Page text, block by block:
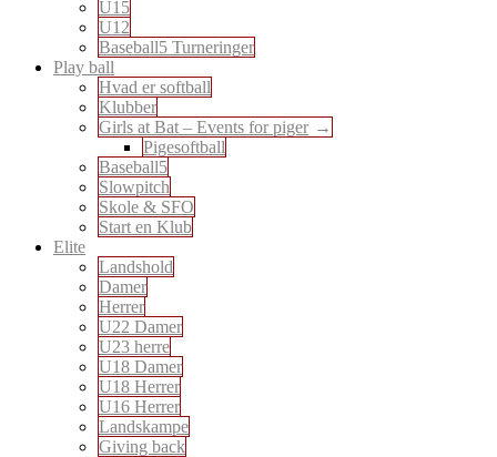
U15
U12
Baseball5 Turneringer
Play ball
Hvad er softball
Klubber
Girls at Bat – Events for piger
Pigesoftball
Baseball5
Slowpitch
Skole & SFO
Start en Klub
Elite
Landshold
Damer
Herrer
U22 Damer
U23 herre
U18 Damer
U18 Herrer
U16 Herrer
Landskampe
Giving back